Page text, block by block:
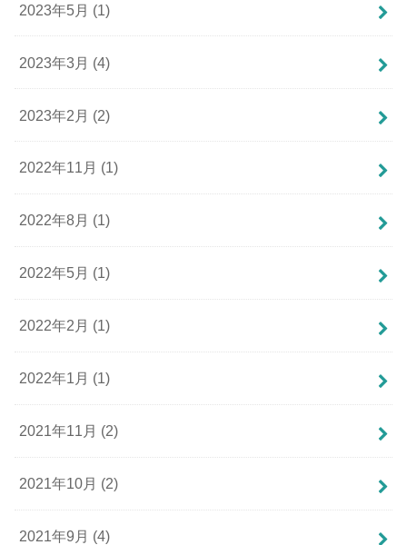
2023年5月 (1)
2023年3月 (4)
2023年2月 (2)
2022年11月 (1)
2022年8月 (1)
2022年5月 (1)
2022年2月 (1)
2022年1月 (1)
2021年11月 (2)
2021年10月 (2)
2021年9月 (4)